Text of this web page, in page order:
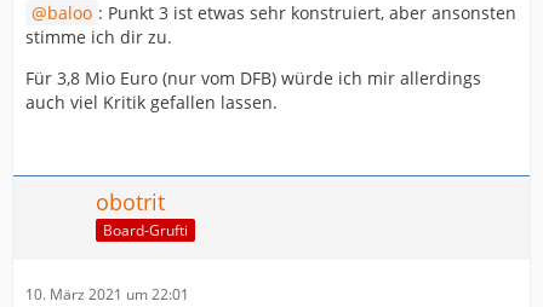
baloo : Punkt 3 ist etwas sehr konstruiert, aber ansonsten
stimme ich dir zu.
Für 3,8 Mio Euro (nur vom DFB) würde ich mir allerdings
auch viel Kritik gefallen lassen.
obotrit
Board-Grufti
10. März 2021 um 22:01